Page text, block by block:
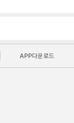
APP다운로드